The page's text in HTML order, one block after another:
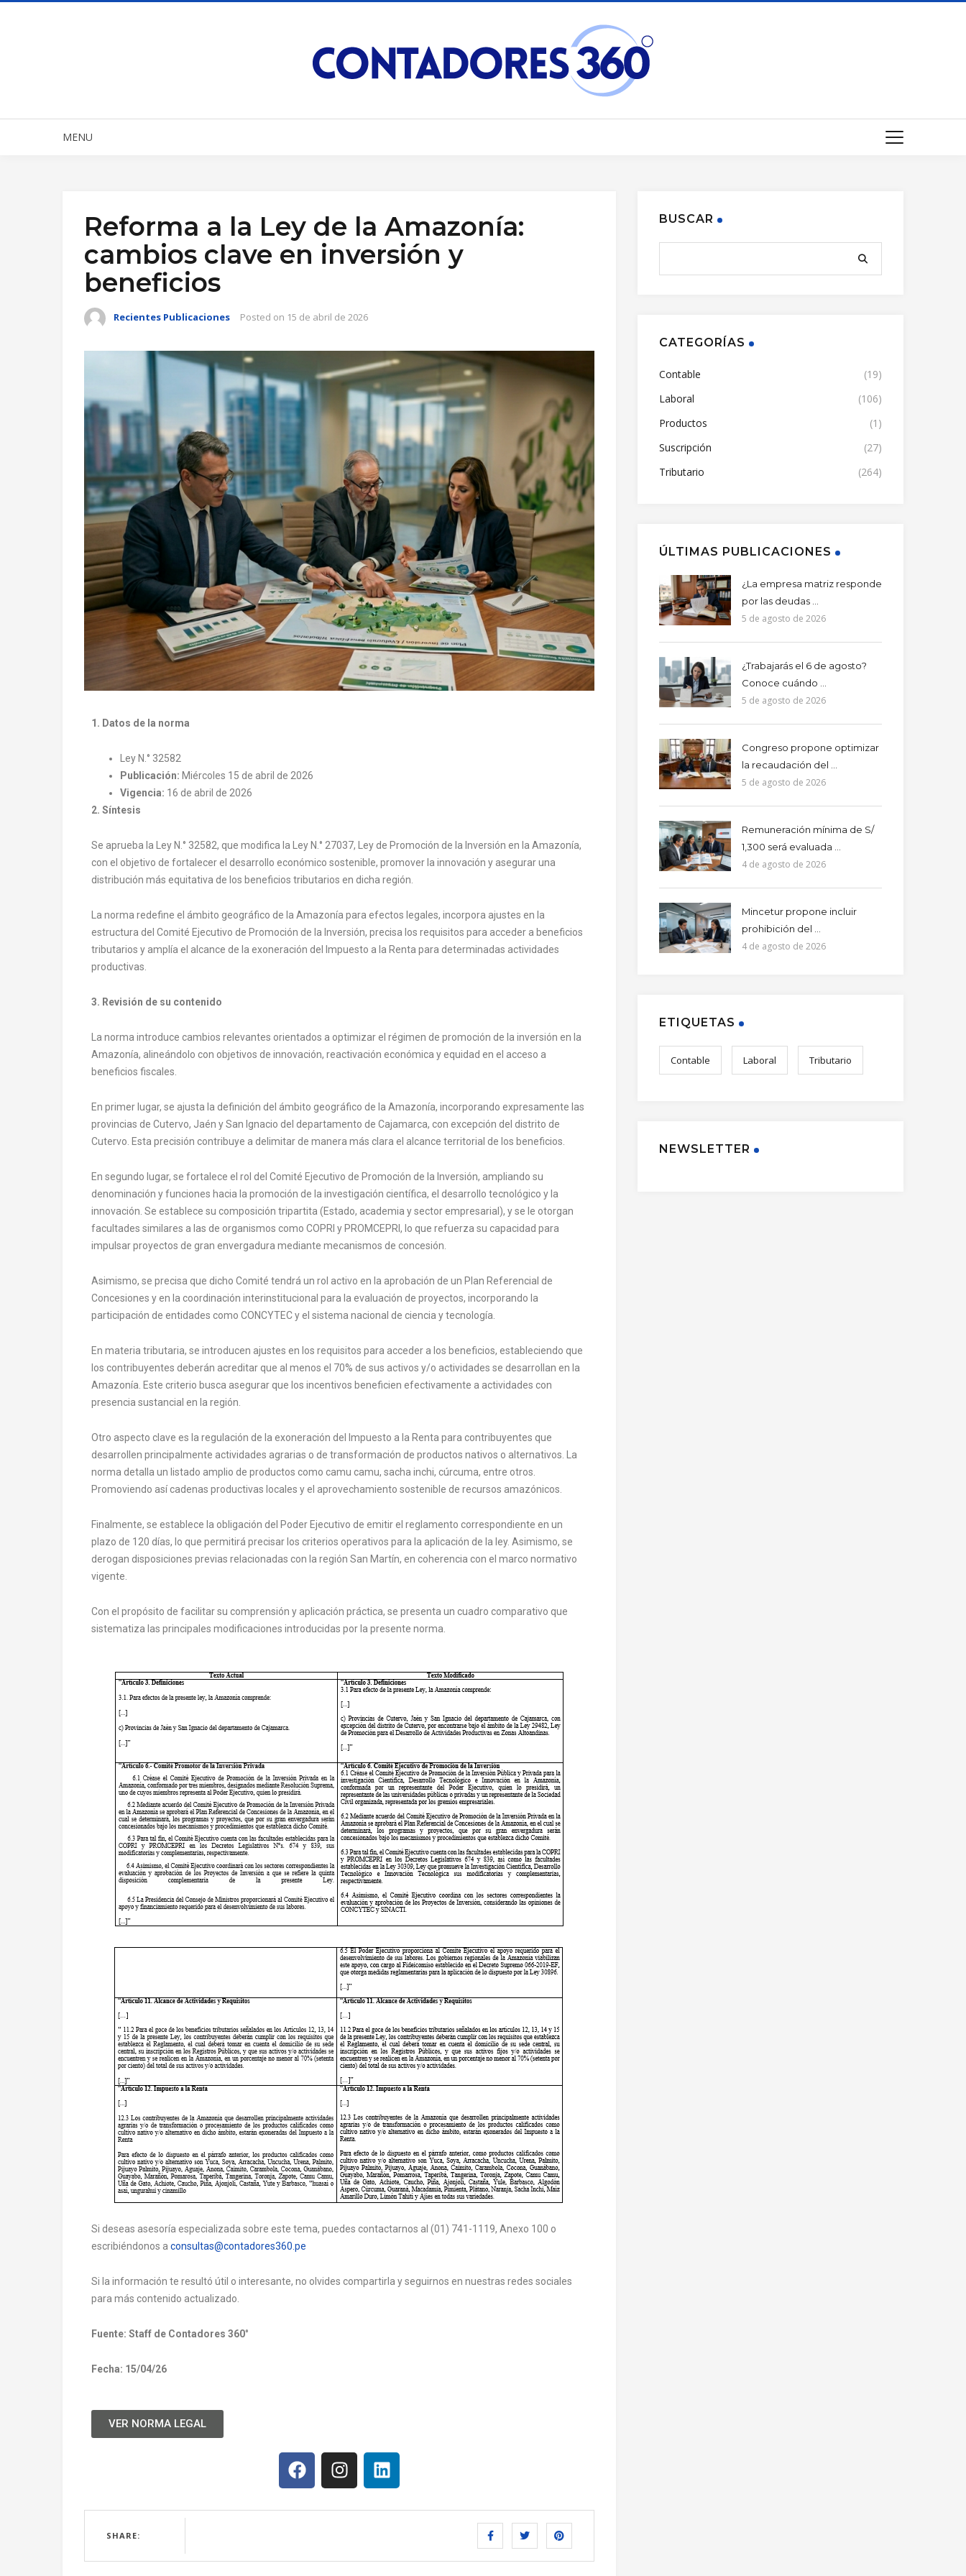
MENU
Reforma a la Ley de la Amazonía:
cambios clave en inversión y
beneficios
Recientes Publicaciones Posted on 15 de abril de 2026
1. Datos de la norma
Ley N.° 32582
Publicación: Miércoles 15 de abril de 2026
Vigencia: 16 de abril de 2026
2. Síntesis
Se aprueba la Ley N.° 32582, que modifica la Ley N.° 27037, Ley de Promoción de la Inversión en la Amazonía,
con el objetivo de fortalecer el desarrollo económico sostenible, promover la innovación y asegurar una
distribución más equitativa de los beneficios tributarios en dicha región.
La norma redefine el ámbito geográfico de la Amazonía para efectos legales, incorpora ajustes en la
estructura del Comité Ejecutivo de Promoción de la Inversión, precisa los requisitos para acceder a beneficios
tributarios y amplía el alcance de la exoneración del Impuesto a la Renta para determinadas actividades
productivas.
3. Revisión de su contenido
La norma introduce cambios relevantes orientados a optimizar el régimen de promoción de la inversión en la
Amazonía, alineándolo con objetivos de innovación, reactivación económica y equidad en el acceso a
beneficios fiscales.
En primer lugar, se ajusta la definición del ámbito geográfico de la Amazonía, incorporando expresamente las
provincias de Cutervo, Jaén y San Ignacio del departamento de Cajamarca, con excepción del distrito de
Cutervo. Esta precisión contribuye a delimitar de manera más clara el alcance territorial de los beneficios.
En segundo lugar, se fortalece el rol del Comité Ejecutivo de Promoción de la Inversión, ampliando su
denominación y funciones hacia la promoción de la investigación científica, el desarrollo tecnológico y la
innovación. Se establece su composición tripartita (Estado, academia y sector empresarial), y se le otorgan
facultades similares a las de organismos como COPRI y PROMCEPRI, lo que refuerza su capacidad para
impulsar proyectos de gran envergadura mediante mecanismos de concesión.
Asimismo, se precisa que dicho Comité tendrá un rol activo en la aprobación de un Plan Referencial de
Concesiones y en la coordinación interinstitucional para la evaluación de proyectos, incorporando la
participación de entidades como CONCYTEC y el sistema nacional de ciencia y tecnología.
En materia tributaria, se introducen ajustes en los requisitos para acceder a los beneficios, estableciendo que
los contribuyentes deberán acreditar que al menos el 70% de sus activos y/o actividades se desarrollan en la
Amazonía. Este criterio busca asegurar que los incentivos beneficien efectivamente a actividades con
presencia sustancial en la región.
Otro aspecto clave es la regulación de la exoneración del Impuesto a la Renta para contribuyentes que
desarrollen principalmente actividades agrarias o de transformación de productos nativos o alternativos. La
norma detalla un listado amplio de productos como camu camu, sacha inchi, cúrcuma, entre otros.
Promoviendo así cadenas productivas locales y el aprovechamiento sostenible de recursos amazónicos.
Finalmente, se establece la obligación del Poder Ejecutivo de emitir el reglamento correspondiente en un
plazo de 120 días, lo que permitirá precisar los criterios operativos para la aplicación de la ley. Asimismo, se
derogan disposiciones previas relacionadas con la región San Martín, en coherencia con el marco normativo
vigente.
Con el propósito de facilitar su comprensión y aplicación práctica, se presenta un cuadro comparativo que
sistematiza las principales modificaciones introducidas por la presente norma.
Si deseas asesoría especializada sobre este tema, puedes contactarnos al (01) 741-1119, Anexo 100 o
escribiéndonos a consultas@contadores360.pe
Si la información te resultó útil o interesante, no olvides compartirla y seguirnos en nuestras redes sociales
para más contenido actualizado.
Fuente: Staff de Contadores 360°
Fecha: 15/04/26
VER NORMA LEGAL
SHARE:
BUSCAR
CATEGORÍAS
Contable
(19)
Laboral
(106)
Productos
(1)
Suscripción
(27)
Tributario
(264)
ÚLTIMAS PUBLICACIONES
¿La empresa matriz responde
por las deudas ...
5 de agosto de 2026
¿Trabajarás el 6 de agosto?
Conoce cuándo ...
5 de agosto de 2026
Congreso propone optimizar
la recaudación del ...
5 de agosto de 2026
Remuneración mínima de S/
1,300 será evaluada ...
4 de agosto de 2026
Mincetur propone incluir
prohibición del ...
4 de agosto de 2026
ETIQUETAS
Contable Laboral Tributario
NEWSLETTER